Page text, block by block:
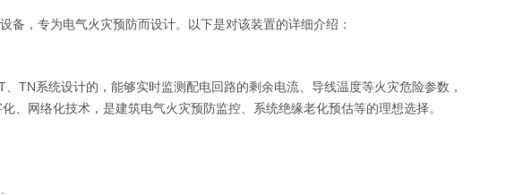
，专为电气火灾预防而设计。以下是对该装置的详细介绍：
TN系统设计的，能够实时监测配电回路的剩余电流、导线温度等火灾危险参数，
、网络化技术，是建筑电气火灾预防监控、系统绝缘老化预估等的理想选择。